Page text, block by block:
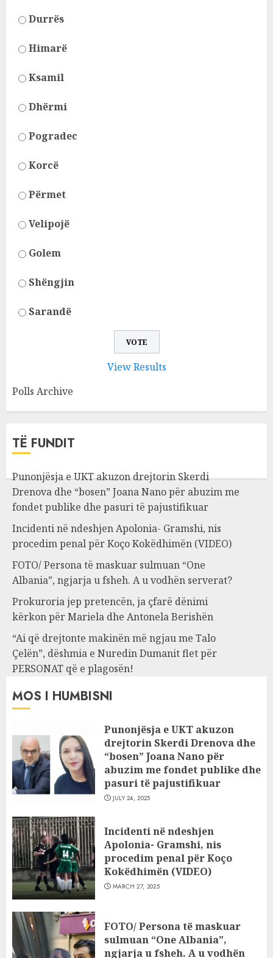
Durrës
Himarë
Ksamil
Dhërmi
Pogradec
Korcë
Përmet
Velipojë
Golem
Shëngjin
Sarandë
View Results
Polls Archive
TË FUNDIT
Punonjësja e UKT akuzon drejtorin Skerdi
Drenova dhe “bosen” Joana Nano për abuzim me
fondet publike dhe pasuri të pajustifikuar
Incidenti në ndeshjen Apolonia- Gramshi, nis
procedim penal për Koço Kokëdhimën (VIDEO)
FOTO/ Persona të maskuar sulmuan “One
Albania”, ngjarja u fsheh. A u vodhën serverat?
Prokuroria jep pretencën, ja çfarë dënimi
kërkon për Mariela dhe Antonela Berishën
“Ai që drejtonte makinën më ngjau me Talo
Çelën”, dëshmia e Nuredin Dumanit flet për
PERSONAT që e plagosën!
MOS I HUMBISNI
Punonjësja e UKT akuzon
drejtorin Skerdi Drenova dhe
“bosen” Joana Nano për
abuzim me fondet publike dhe
pasuri të pajustifikuar
JULY 24, 2025
Incidenti në ndeshjen
Apolonia- Gramshi, nis
procedim penal për Koço
Kokëdhimën (VIDEO)
MARCH 27, 2025
FOTO/ Persona të maskuar
sulmuan “One Albania”,
ngjarja u fsheh. A u vodhën